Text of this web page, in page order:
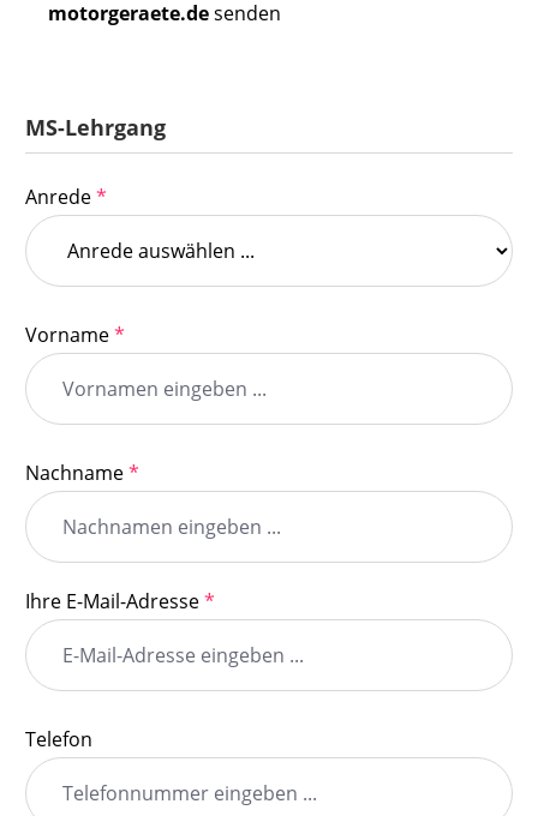
motorgeraete.desenden
MS-Lehrgang
Anrede*
Vorname*
Nachname*
Ihre E-Mail-Adresse*
Telefon